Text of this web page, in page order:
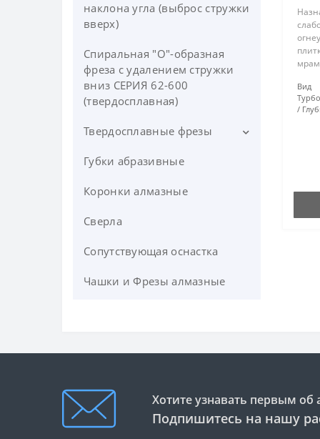
наклона угла (выброс стружки
вверх)
Спиральная "О"-образная
фреза с удалением стружки
вниз СЕРИЯ 62-600
(твердосплавная)
Твердосплавные фрезы
UNION TOOL .Однозаходные
выбросом стружки вверх
фреза для мягких металов
О-образная спиральная
фреза с удалением стружки
Однозаходная «O»-образная
фреза с удалением стружки
Губки абразивные
Коронки алмазные
Сверла
Сопутствующая оснастка
Чашки и Фрезы алмазные
Вид
Турбо
Хотите узнавать первым об
Подпишитесь на нашу